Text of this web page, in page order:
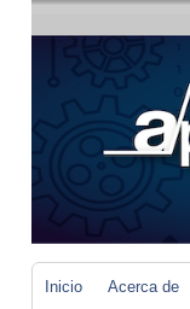
Inicio Acerca de